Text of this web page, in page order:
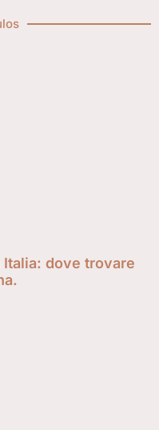
Italia: dove trovare